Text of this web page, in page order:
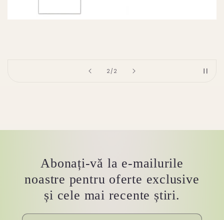
2 /of
2
Abonați-vă la e-mailurile
noastre pentru oferte exclusive
și cele mai recente știri.